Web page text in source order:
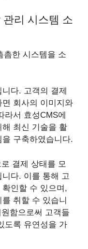
리 시스템 소
촘한 시스템을 소
다. 고객의 결제
회사의 이미지와
라서 효성CMS에
최신 기술을 활
구축하였습니다.
결제 상태를 모
다. 이를 통해 고
인할 수 있으며,
취할 수 있습니
함으로써 고객들
도록 유연성을 가